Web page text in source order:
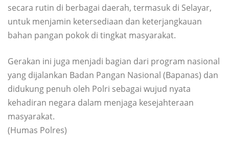
secara rutin di berbagai daerah, termasuk di Selayar,
untuk menjamin ketersediaan dan keterjangkauan
bahan pangan pokok di tingkat masyarakat.
Gerakan ini juga menjadi bagian dari program nasional
yang dijalankan Badan Pangan Nasional (Bapanas) dan
didukung penuh oleh Polri sebagai wujud nyata
kehadiran negara dalam menjaga kesejahteraan
masyarakat.
(Humas Polres)